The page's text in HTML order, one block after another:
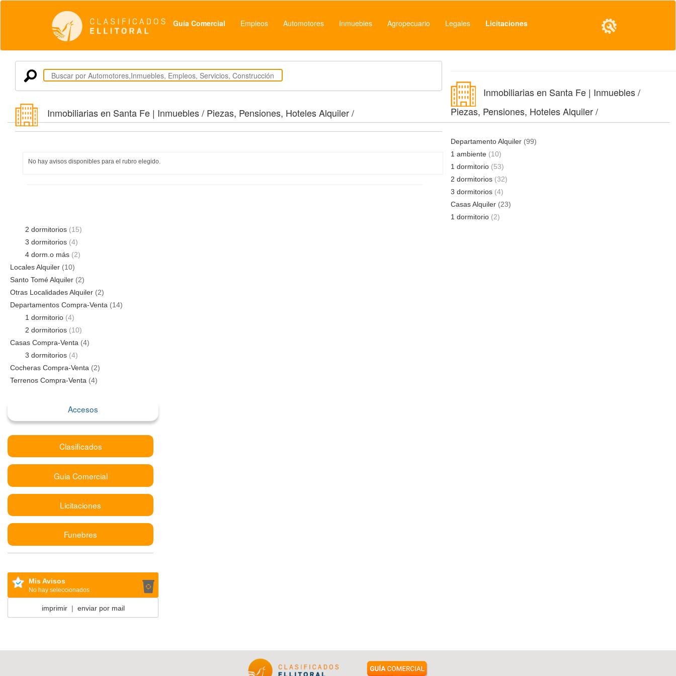
Guía Comercial Empleos Automotores Inmuebles Agropecuario Legales Licitaciones
Inmobiliarias en Santa Fe | Inmuebles / Piezas, Pensiones, Hoteles Alquiler /
No hay avisos disponibles para el rubro elegido.
Inmobiliarias en Santa Fe | Inmuebles /
Piezas, Pensiones, Hoteles Alquiler /
Departamento Alquiler (99)
1 ambiente (10)
1 dormitorio (53)
2 dormitorios (32)
3 dormitorios (4)
Casas Alquiler (23)
1 dormitorio (2)
2 dormitorios (15)
3 dormitorios (4)
4 dorm.o más (2)
Locales Alquiler (10)
Santo Tomé Alquiler (2)
Otras Localidades Alquiler (2)
Departamentos Compra-Venta (14)
1 dormitorio (4)
2 dormitorios (10)
Casas Compra-Venta (4)
3 dormitorios (4)
Cocheras Compra-Venta (2)
Terrenos Compra-Venta (4)
Accesos
Clasificados
Guia Comercial
Licitaciones
Funebres
Mis Avisos
No hay seleccionados
imprimir| enviar por mail